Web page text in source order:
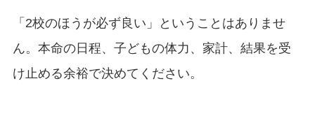
「2校のほうが必ず良い」ということはありませ
ん。本命の日程、子どもの体力、家計、結果を受
け止める余裕で決めてください。